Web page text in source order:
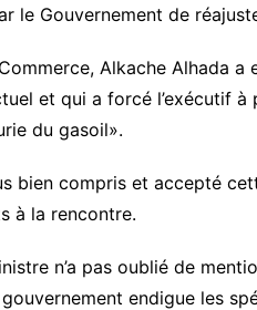
le Gouvernement de
Alkache Alhada a
et qui a forcé l’exécutif
du gasoil».
bien compris et accepté
à la rencontre.
n’a pas oublié de
endigue les